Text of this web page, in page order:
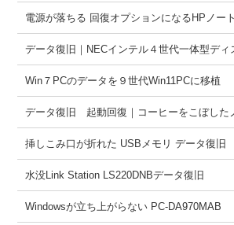
電源が落ちる 回復オプションになるHPノー
データ復旧｜NECインテル４世代一体型ディ
Win７PCのデータを９世代Win11PCに移植
データ復旧 起動回復｜コーヒーをこぼした
挿しこみ口が折れた USBメモリ データ復旧
水没Link Station LS220DNBデータ復旧
Windowsが立ち上がらない PC-DA970MAB